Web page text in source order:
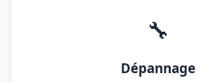
🔧
Dépannage